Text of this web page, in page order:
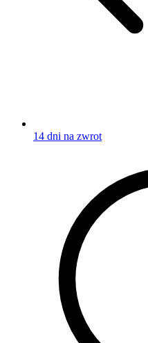
14 dni na zwrot